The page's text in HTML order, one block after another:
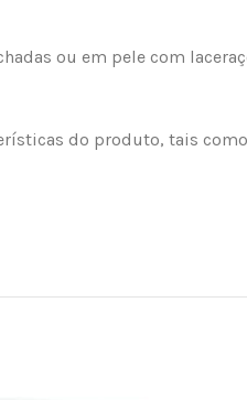
ou em pele com
do produto, tais